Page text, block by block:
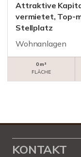
Attraktive
vermietet, Top-
Stellplatz
Wohnanlagen
0 m²
FLÄCHE
KONTAKT